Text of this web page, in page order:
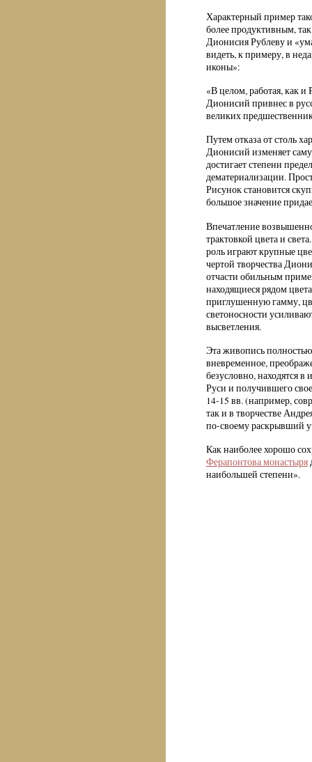
Характерный пример
более продуктивным,
Дионисия Рублеву и
видеть, к примеру, в
иконы»:
«В целом, работая, как
Дионисий привнес в
великих
Путем отказа от столь
Дионисий изменяет саму
достигает степени
дематериализации.
Рисунок становится
большое значение
Впечатление
трактовкой цвета и
роль играют крупные
чертой творчества
отчасти обильным
находящиеся рядом
приглушенную гамму,
светоносности
высветления.
Эта живопись
вневременное,
безусловно, находятся в
Руси и получившего
14-15 вв. (например,
так и в творчестве
по-своему раскрывший
Как наиболее хорошо
Ферапонтова монастыря
наибольшей степени».